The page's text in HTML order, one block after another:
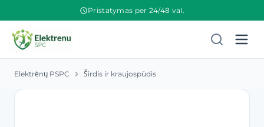
Pristatymas per 24/48 val.
Elektrėnų PSPC Širdis ir kraujospūdis